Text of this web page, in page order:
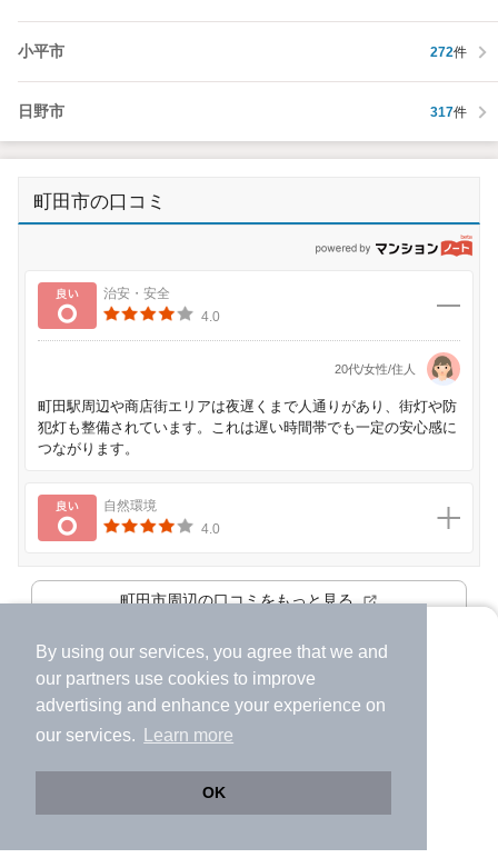
By using our services, you agree that we and
our partners use cookies to improve
advertising and enhance your experience on
our services.
Learn more
OK
より使いやすくなった
アプリで物件探ししませんか？
サクサク動く地図で物件検索
小平市 272件
日野市 317件
町田市の口コミ
良い
治安・安全
4.0
20代/女性/住人
町田駅周辺や商店街エリアは夜遅くまで人通りがあり、街灯や防
犯灯も整備されています。これは遅い時間帯でも一定の安心感に
つながります。
良い
自然環境
4.0
町田市周辺の口コミをもっと見る
※口コミは「 マンションノート 」が情報提供しています。口コミに関する
お問い合わせは、
からお願いします。
おうち時間を豊かにするヒント
2026年04月07日